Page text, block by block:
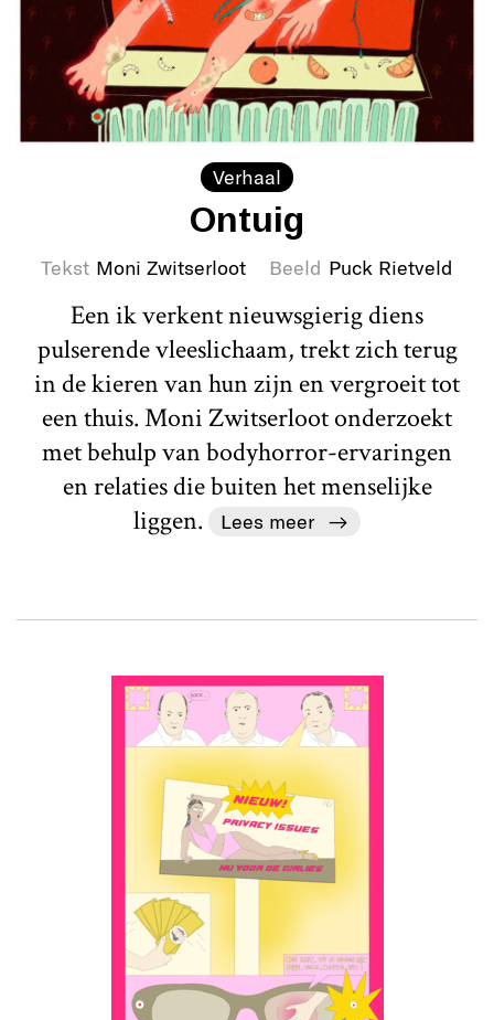
Verhaal
Ontuig
Tekst Moni Zwitserloot Beeld Puck Rietveld
Een ik verkent nieuwsgierig diens
pulserende vleeslichaam, trekt zich terug
in de kieren van hun zijn en vergroeit tot
een thuis. Moni Zwitserloot onderzoekt
met behulp van bodyhorror-ervaringen
en relaties die buiten het menselijke
liggen.
Lees meer